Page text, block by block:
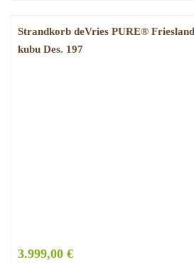
Strandkorb deVries PURE®
kubu Des. 197
3.999,00 €